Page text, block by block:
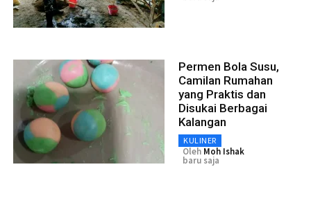
Permen Bola Susu,
Camilan Rumahan
yang Praktis dan
Disukai Berbagai
Kalangan
KULINER
Oleh Moh Ishak
baru saja